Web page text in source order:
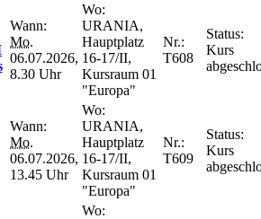
Wann:
Mo.
06.07.2026,
8.30 Uhr
Wo:
URANIA,
Hauptplatz
16-17/II,
Kursraum 01
"Europa"
Nr.:
T608
Status:
Kurs
Wann:
Mo.
06.07.2026,
13.45 Uhr
Wo:
URANIA,
Hauptplatz
16-17/II,
Kursraum 01
"Europa"
Nr.:
T609
Status:
Kurs
Wo: